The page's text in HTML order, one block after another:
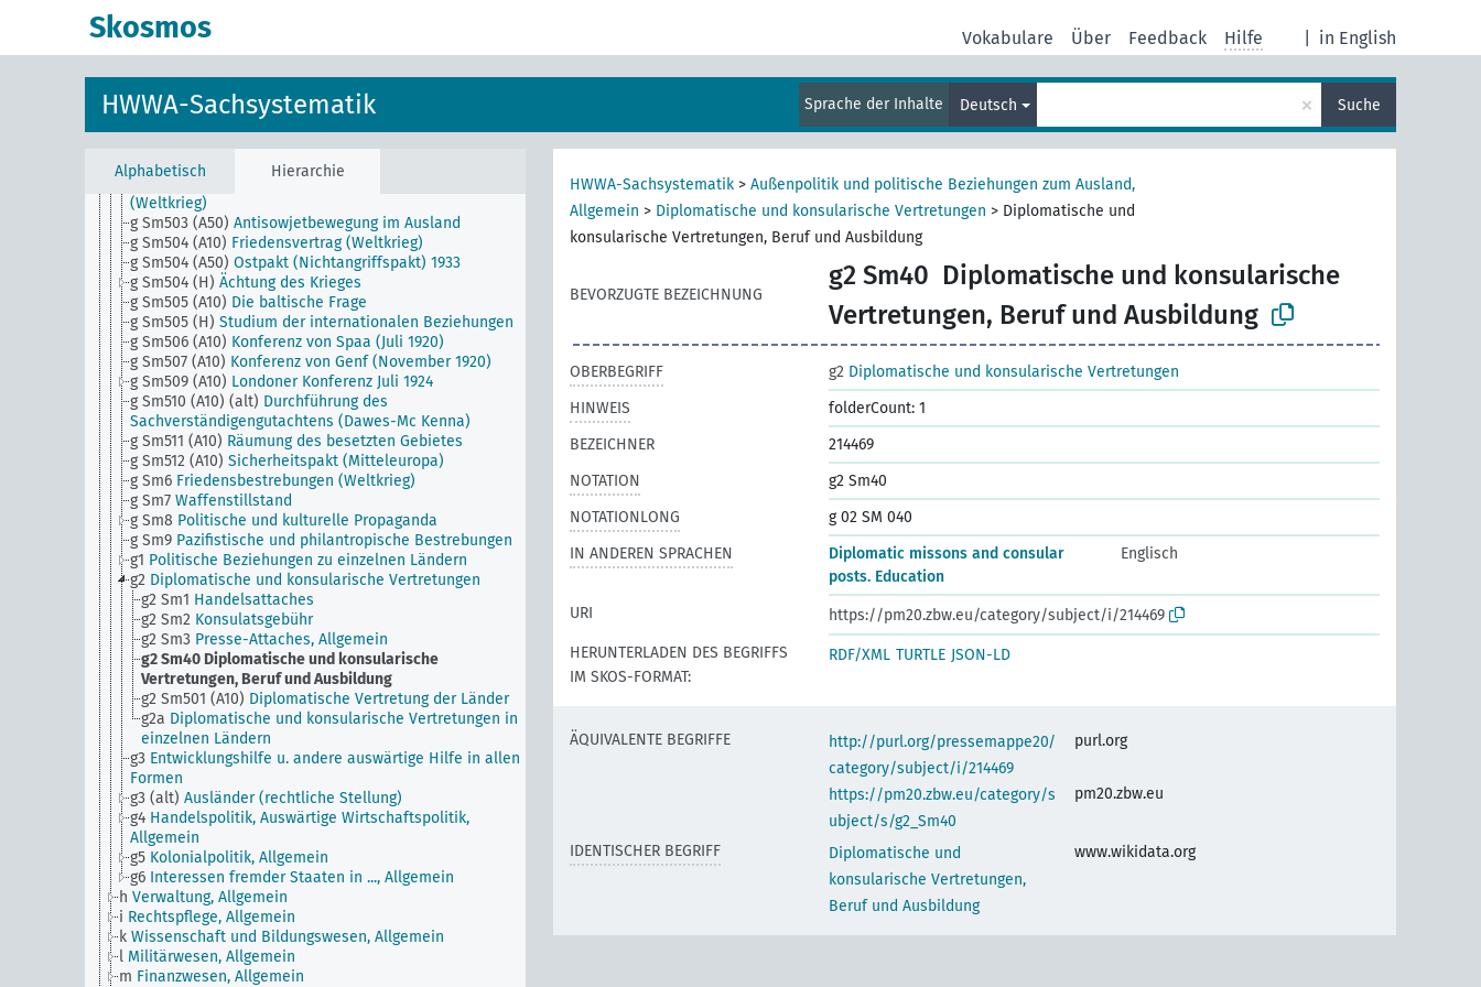
Skosmos in English
Vokabulare Über Feedback Hilfe
HWWA-Sachsystematik Sprache der Inhalte Deutsch × Suche
Alphabetisch Hierarchie
g Sm501 (H)
g Sm502 (A50) Russlands Hoheitsrechte über die
nordsibirischen Inseln
21.1.1925
g Sm503 (A10)
(Weltkrieg)
g Sm503 (A50) Antisowjetbewegung im Ausland
g Sm504 (A10) Friedensvertrag (Weltkrieg)
g Sm504 (A50) Ostpakt (Nichtangriffspakt) 1933
g Sm504 (H) Ächtung des Krieges
g Sm505 (A10) Die baltische Frage
g Sm505 (H) Studium der internationalen Beziehungen
g Sm506 (A10) Konferenz von Spaa (Juli 1920)
g Sm507 (A10) Konferenz von Genf (November 1920)
g Sm509 (A10) Londoner Konferenz Juli 1924
g Sm510 (A10) (alt) Durchführung des
Sachverständigengutachtens (Dawes-Mc Kenna)
g Sm511 (A10) Räumung des besetzten Gebietes
g Sm512 (A10) Sicherheitspakt (Mitteleuropa)
g Sm6 Friedensbestrebungen (Weltkrieg)
g Sm7 Waffenstillstand
g Sm8 Politische und kulturelle Propaganda
g Sm9 Pazifistische und philantropische Bestrebungen
g1 Politische Beziehungen zu einzelnen Ländern
g2 Diplomatische und konsularische Vertretungen
g2 Sm1 Handelsattaches
g2 Sm2 Konsulatsgebühr
g2 Sm3 Presse-Attaches, Allgemein
g2 Sm40 Diplomatische und konsularische
Vertretungen, Beruf und Ausbildung
g2 Sm501 (A10) Diplomatische Vertretung der Länder
g2a Diplomatische und konsularische Vertretungen in
einzelnen Ländern
g3 Entwicklungshilfe u. andere auswärtige Hilfe in allen
Formen
g3 (alt) Ausländer (rechtliche Stellung)
g4 Handelspolitik, Auswärtige Wirtschaftspolitik,
Allgemein
g5 Kolonialpolitik, Allgemein
g6 Interessen fremder Staaten in ..., Allgemein
h Verwaltung, Allgemein
i Rechtspflege, Allgemein
k Wissenschaft und Bildungswesen, Allgemein
l Militärwesen, Allgemein
m Finanzwesen, Allgemein
HWWA-Sachsystematik > Außenpolitik und politische Beziehungen zum Ausland,
Allgemein > Diplomatische und konsularische Vertretungen > Diplomatische und
konsularische Vertretungen, Beruf und Ausbildung
BEVORZUGTE BEZEICHNUNG
g2 Sm40 Diplomatische und konsularische
Vertretungen, Beruf und Ausbildung
OBERBEGRIFF g2 Diplomatische und konsularische Vertretungen
HINWEIS
folderCount: 1
BEZEICHNER
214469
NOTATION
g2 Sm40
NOTATIONLONG
g 02 SM 040
IN ANDEREN SPRACHEN
Diplomatic missons and consular
posts. Education
Englisch
URI
https://pm20.zbw.eu/category/subject/i/214469
HERUNTERLADEN DES BEGRIFFS
IM SKOS-FORMAT:
RDF/XML TURTLE JSON-LD
ÄQUIVALENTE BEGRIFFE
http://purl.org/pressemappe20/
category/subject/i/214469
purl.org
https://pm20.zbw.eu/category/s
ubject/s/g2_Sm40
pm20.zbw.eu
IDENTISCHER BEGRIFF
Diplomatische und
konsularische Vertretungen,
Beruf und Ausbildung
www.wikidata.org